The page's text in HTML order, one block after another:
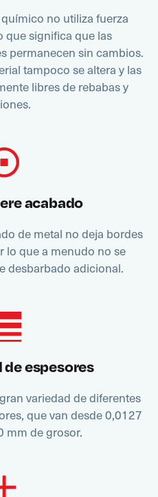
no utiliza fuerza
que significa que las
permanecen sin cambios.
tampoco se altera y las
libres de rebabas y
acabado
de metal no deja bordes
lo que a menudo no se
desbarbado adicional.
de espesores
variedad de diferentes
que van desde 0,0127
mm de grosor.